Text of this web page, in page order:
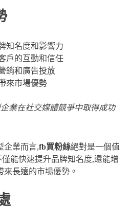
知名度和影響力
戶的互動和信任
銷和廣告投放
來市場優勢
業在社交媒體競爭中取得成功
企業而言,fb買粉絲絕對是一個值
能快速提升品牌知名度,還能增
長遠的市場優勢。